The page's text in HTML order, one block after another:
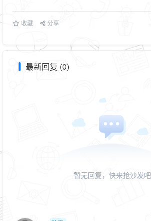
收藏 分享
最新回复 (0)
暂无回复，快来抢沙发吧